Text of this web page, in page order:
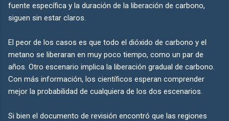
fuente específica y la duración de la liberación de carbono,
siguen sin estar claros.
El peor de los casos es que todo el dióxido de carbono y el
metano se liberaran en muy poco tiempo, como un par de
años. Otro escenario implica la liberación gradual de carbono.
Con más información, los científicos esperan comprender
mejor la probabilidad de cualquiera de los dos escenarios.
Si bien el documento de revisión encontró que las regiones